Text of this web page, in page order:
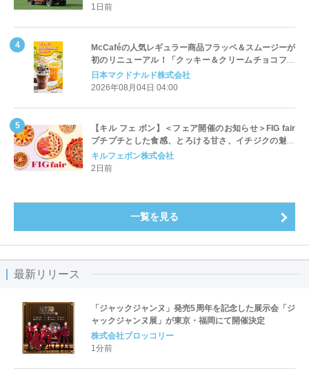
1日前
McCaféの人気レギュラー商品フラッペ＆スムージーが
初のリニューアル！「クッキー＆クリームチョコフラ
ッペ」「マンゴースムージー」8月5日（水）から販売
開始
日本マクドナルド株式会社
2026年08月04日 04:00
【キル フェ ボン】＜フェア開催のお知らせ＞FIG fair
プチプチとした食感、とろける甘さ、イチジクの魅力
をたっぷりと。新作を含め、イチジク尽くしの全4種が
登場8月20日（木）スタート
キルフェボン株式会社
2日前
一覧を見る
最新リリース
「ジャックジャンヌ」発売5周年を記念した展示会「ジ
ャックジャンヌ展」が東京・福岡にて開催決定
株式会社ブロッコリー
1分前